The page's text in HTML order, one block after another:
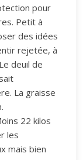
pour
Petit à
des idées
rejetée, à
deuil de
La graisse
22 kilos
les
mais bien